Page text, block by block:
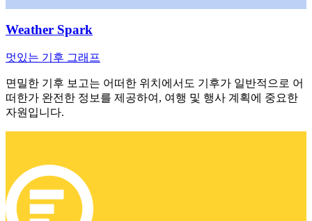
Weather Spark
멋있는 기후 그래프
면밀한 기후 보고는 어떠한 위치에서도 기후가 일반적으로 어
떠한가 완전한 정보를 제공하여, 여행 및 행사 계획에 중요한
자원입니다.